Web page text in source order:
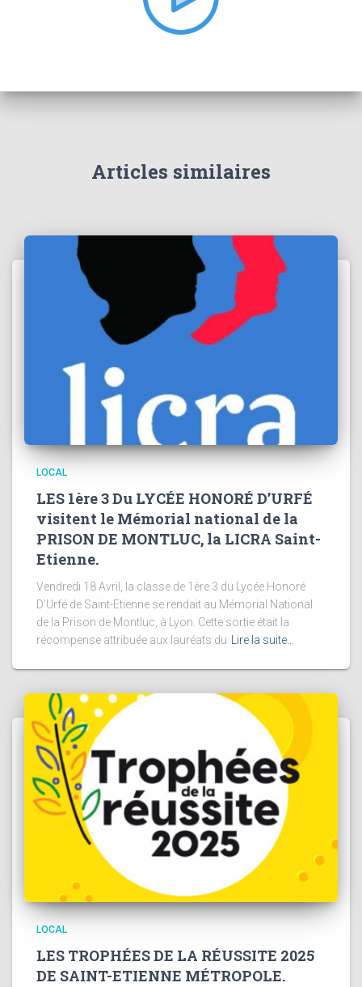
Articles similaires
LOCAL
LES 1ère 3 Du LYCÉE HONORÉ D’URFÉ
visitent le Mémorial national de la
PRISON DE MONTLUC, la LICRA Saint-
Etienne.
Vendredi 18 Avril, la classe de 1ère 3 du Lycée Honoré
D’Urfé de Saint-Etienne se rendait au Mémorial National
de la Prison de Montluc, à Lyon. Cette sortie était la
récompense attribuée aux lauréats du
Lire la suite…
LOCAL
LES TROPHÉES DE LA RÉUSSITE 2025
DE SAINT-ETIENNE MÉTROPOLE.